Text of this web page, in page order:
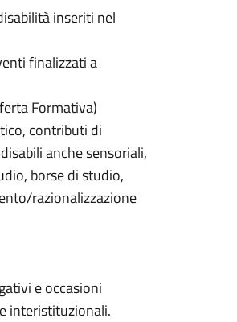
inseriti nel
finalizzati a
Formativa)
contributi di
anche sensoriali,
borse di studio,
razionalizzazione
e occasioni
interistituzionali.